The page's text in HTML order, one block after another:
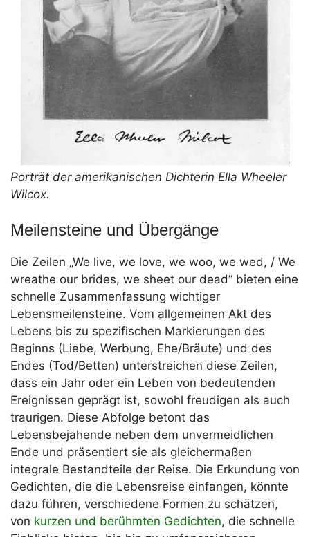
Porträt der amerikanischen Dichterin Ella Wheeler
Wilcox.
Meilensteine und Übergänge
Die Zeilen „We live, we love, we woo, we wed, / We
wreathe our brides, we sheet our dead“ bieten eine
schnelle Zusammenfassung wichtiger
Lebensmeilensteine. Vom allgemeinen Akt des
Lebens bis zu spezifischen Markierungen des
Beginns (Liebe, Werbung, Ehe/Bräute) und des
Endes (Tod/Betten) unterstreichen diese Zeilen,
dass ein Jahr oder ein Leben von bedeutenden
Ereignissen geprägt ist, sowohl freudigen als auch
traurigen. Diese Abfolge betont das
Lebensbejahende neben dem unvermeidlichen
Ende und präsentiert sie als gleichermaßen
integrale Bestandteile der Reise. Die Erkundung von
Gedichten, die die Lebensreise einfangen, könnte
dazu führen, verschiedene Formen zu schätzen,
von kurzen und berühmten Gedichten, die schnelle